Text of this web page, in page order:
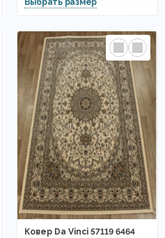
Ковер Da Vinci 57119 6464